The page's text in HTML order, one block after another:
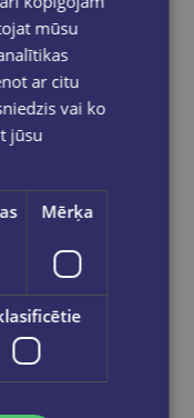
mūsu
ar citu
vai ko
jūsu
Mērķa